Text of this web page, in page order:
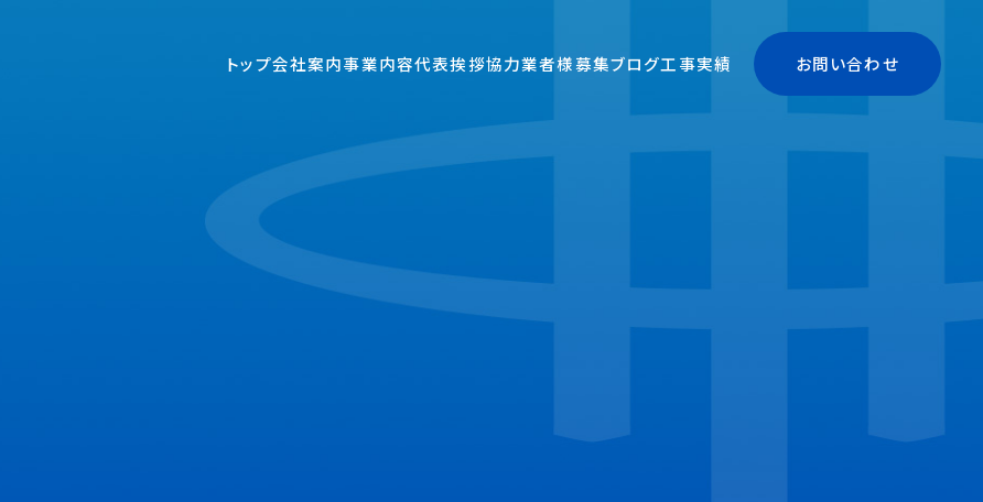
トップ会社案内事業内容代表挨拶協力業者様募集ブログ工事実績 お問い合わせ